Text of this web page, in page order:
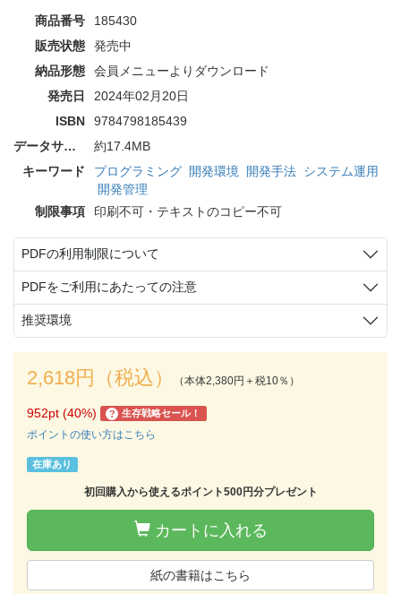
商品番号
185430
販売状態
発売中
納品形態
会員メニューよりダウンロード
発売日
2024年02月20日
ISBN
9784798185439
データサイズ
約17.4MB
キーワード
プログラミング 開発環境 開発手法 システム運用
開発管理
制限事項
印刷不可・テキストのコピー不可
PDFの利用制限について
PDFをご利用にあたっての注意
推奨環境
2,618円（税込） （本体2,380円＋税10％）
952pt (40%) ? 生存戦略セール！
ポイントの使い方はこちら
在庫あり
初回購入から使えるポイント500円分プレゼント
カートに入れる
紙の書籍はこちら